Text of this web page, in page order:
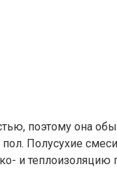
поэтому она
Полусухие
и теплоизоляцию